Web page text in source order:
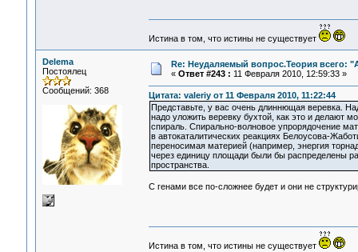
Истина в том, что истины не существует
Delema
Постоялец
Сообщений: 368
Re: Неудаляемый вопрос.Теория всего:
« Ответ #243 : 11 Февраля 2010, 12:59:33 »
Цитата: valeriy от 11 Февраля 2010, 11:22:44
Представьте, у вас очень длиннющая веревка.
надо уложить веревку бухтой, как это и делают
спираль. Спирально-волновое упрорядочение
в автокаталитических реакциях Белоусова-
переносимая материей (например, энергия
через единицу площади были бы распределены
пространства.
С генами все по-сложнее будет и они не
Истина в том, что истины не существует